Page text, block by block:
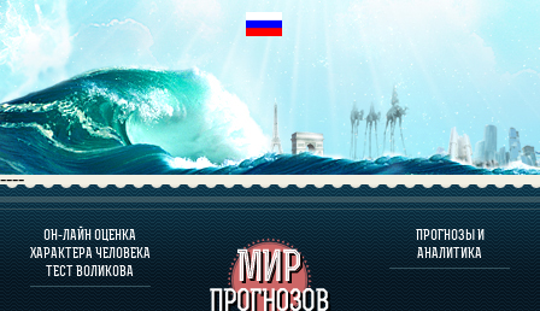
----
ОН-ЛАЙН ОЦЕНКА
ХАРАКТЕРА ЧЕЛОВЕКА
ТЕСТ ВОЛИКОВА
ПРОГНОЗЫ И
АНАЛИТИКА
О ПРОГРАММЕ
ОЦЕНКА ХАРАКТЕРA ЧЕЛОВЕКА
ОЦЕНКА ХАРАКТЕРА ВЫДАЮЩИХСЯ ЛИЧНОСТЕЙ